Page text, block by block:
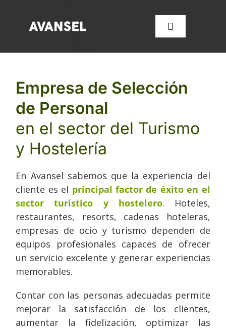
contenido
Toggle
OFERTAS DE EMPLEO
CONTACTA CON
Empresa de Selección
de Personal
en el sector del Turismo
y Hostelería
En Avansel sabemos que la experiencia del
cliente es el principal factor de éxito en el
sector turístico y hostelero. Hoteles,
restaurantes, resorts, cadenas hoteleras,
empresas de ocio y turismo dependen de
equipos profesionales capaces de ofrecer
un servicio excelente y generar experiencias
memorables.
Contar con las personas adecuadas permite
mejorar la satisfacción de los clientes,
aumentar la fidelización, optimizar las